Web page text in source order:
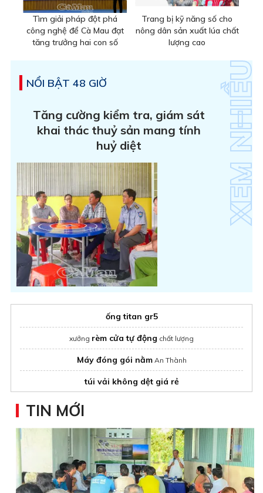
Tìm giải pháp đột phá
công nghệ để Cà Mau đạt
tăng trưởng hai con số
Trang bị kỹ năng số cho
nông dân sản xuất lúa chất
lượng cao
NỔI BẬT 48 GIỜ
Tăng cường kiểm tra, giám sát
khai thác thuỷ sản mang tính
huỷ diệt
ống titan gr5
xưởng rèm cửa tự động chất lượng
Máy đóng gói nằmAn Thành
túi vải không dệt giá rẻ
TIN MỚI